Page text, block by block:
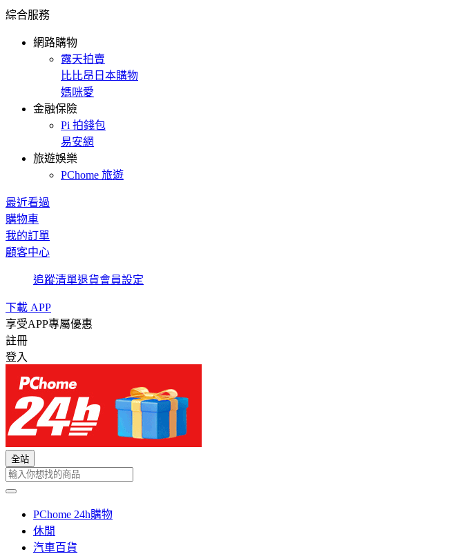
綜合服務
網路購物
露天拍賣
比比昂日本購物
媽咪愛
金融保險
Pi 拍錢包
易安網
旅遊娛樂
PChome 旅遊
最近看過
購物車
我的訂單
顧客中心
追蹤清單退貨會員設定
下載 APP
享受APP專屬優惠
註冊
登入
全站
PChome 24h購物
休閒
汽車百貨